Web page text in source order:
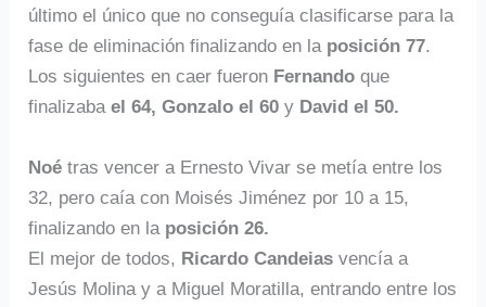
último el único que no conseguía clasificarse para la
fase de eliminación finalizando en laposición 77.
Los siguientes en caer fueron Fernandoque
finalizabael 64, Gonzalo el 60 y David el 50.
Noétras vencer a Ernesto Vivar se metía entre los
32, pero caía con Moisés Jiménez por 10 a 15,
finalizando en la posición 26.
El mejor de todos, Ricardo Candeias vencía a
Jesús Molina y a Miguel Moratilla, entrando entre los